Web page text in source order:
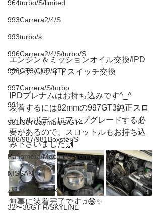
964turbo/S/limited
993Carrera2/4/S
993turbo/s
996Carrera2/4/S/turbo/S
996GT3/CUP/GT2
997Carrera/S/turbo
991
981/987Cayman/S/GT4
986/987/981Boxster/S
Panamera/Macan/Cayenne
NISSAN
ハコスカ/ケンメリ
32〜35GT-R/SKYLINE
エンジン＆ミッションオイル交換/IPD
プレナム/ライトスイッチ交換
IPDプレナムはお持ち込みです^_^
装着するには82mmの997GT3純正スロ
ットルボディにアップグレードする必
要があるので、スロットルもお持ち込
み下さいました🙌
無事に装着完了です♫😆✨